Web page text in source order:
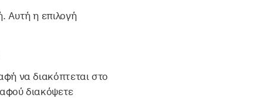
Αυτή η επιλογή
να διακόπτεται στο
διακόψετε